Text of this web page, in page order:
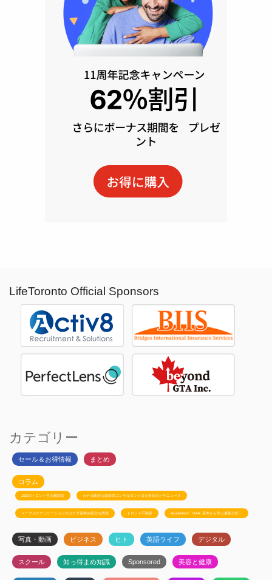
LifeToronto Official Sponsors
カテゴリー
セール＆お得情報 まとめ
コラム
JSSのトロント生活相談室 カナダ政府公認移民コンサルタント白石有紀のビザニュース
メープルエデュケーションのカナダ留学お役立ち情報 トロント不動産 Ayudanteの「GA4: 基本から学ぶ最新分析」
写真・動画 ビジネス ヒト 英語ライフ デジタル
スクール 知っ得まめ知識 Sponsored 美容と健康